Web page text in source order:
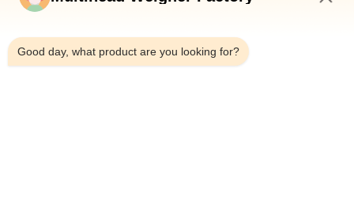
Machine d'emballage verticale à peseuse 14 têtes pour noix
Automatique Pistache Popcorn Flocons de maïs Restez des
Good day, what product are you looking for?